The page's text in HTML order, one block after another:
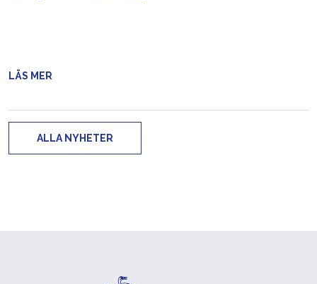
LÄS MER
ALLA NYHETER